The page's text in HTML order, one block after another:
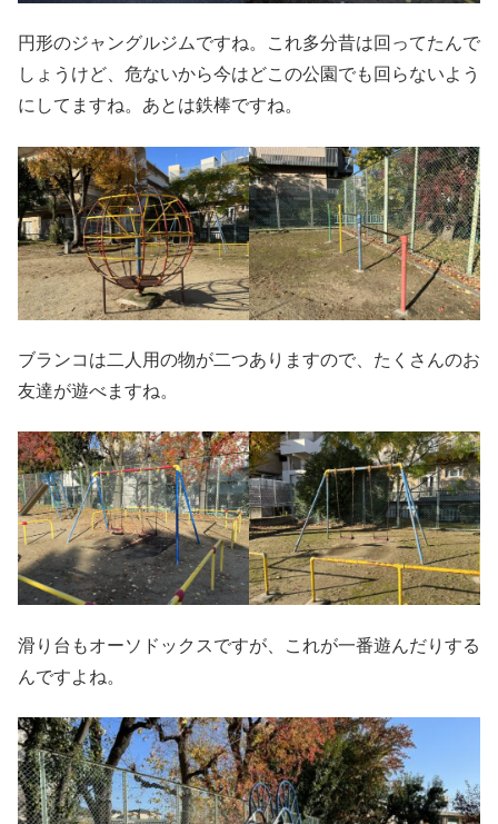
円形のジャングルジムですね。これ多分昔は回ってたんで
しょうけど、危ないから今はどこの公園でも回らないよう
にしてますね。あとは鉄棒ですね。
ブランコは二人用の物が二つありますので、たくさんのお
友達が遊べますね。
滑り台もオーソドックスですが、これが一番遊んだりする
んですよね。